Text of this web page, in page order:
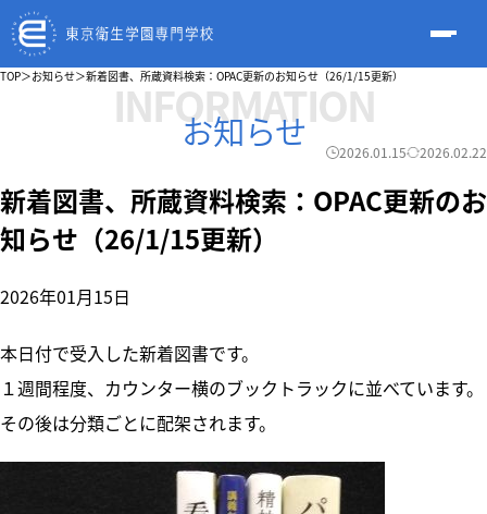
TOP＞お知らせ＞新着図書、所蔵資料検索：OPAC更新のお知らせ（26/1/15更新）
INFORMATION
お知らせ 2026.01.15 2026.02.22
新着図書、所蔵資料検索：OPAC更新のお
知らせ（26/1/15更新）
2026年01月15日
本日付で受入した新着図書です。
１週間程度、カウンター横のブックトラックに並べています。
その後は分類ごとに配架されます。